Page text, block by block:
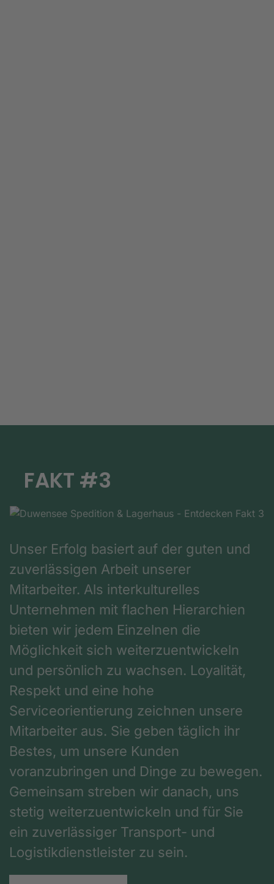
FAKT #3
Unser Erfolg basiert auf der guten und
zuverlässigen Arbeit unserer
Mitarbeiter. Als interkulturelles
Unternehmen mit flachen Hierarchien
bieten wir jedem Einzelnen die
Möglichkeit sich weiterzuentwickeln
und persönlich zu wachsen. Loyalität,
Respekt und eine hohe
Serviceorientierung zeichnen unsere
Mitarbeiter aus. Sie geben täglich ihr
Bestes, um unsere Kunden
voranzubringen und Dinge zu bewegen.
Gemeinsam streben wir danach, uns
stetig weiterzuentwickeln und für Sie
ein zuverlässiger Transport- und
Logistikdienstleister zu sein.